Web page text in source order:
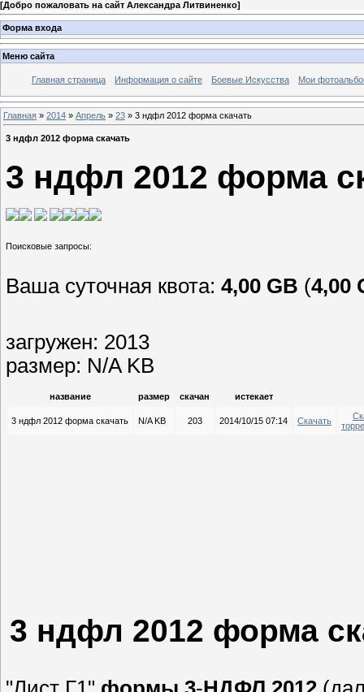
[Добро пожаловать на сайт Александра Литвиненко]
Форма входа
Меню сайта
Главная страница Информация о сайте Боевые Искусства Мои
Главная » 2014 » Апрель » 23 » 3 ндфл 2012 форма скачать
3 ндфл 2012 форма скачать
3 ндфл 2012 форма
Ваша суточная квота: 4,00 GB (4,00
загружен: 2013
размер: N/A KB
название размер скачан истекает
3 ндфл 2012 форма скачать N/A KB 203 2014/10/15 07:14 Скачать
3 ндфл 2012 форма